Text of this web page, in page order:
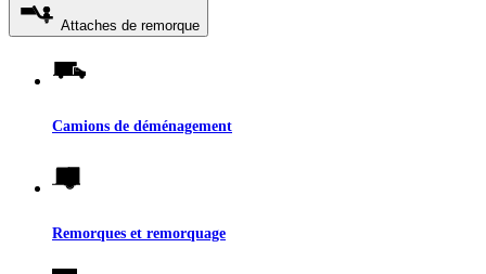
Attaches de remorque
Camions de déménagement
Remorques et remorquage